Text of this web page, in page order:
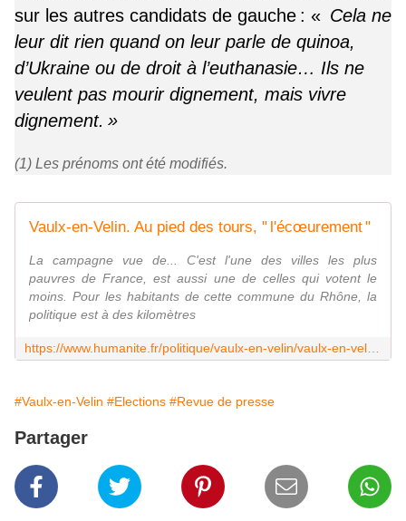
sur les autres candidats de gauche : « Cela ne
leur dit rien quand on leur parle de quinoa,
d’Ukraine ou de droit à l’euthanasie… Ils ne
veulent pas mourir dignement, mais vivre
dignement. »
(1) Les prénoms ont été modifiés.
Vaulx-en-Velin. Au pied des tours, " l'écœurement "
La campagne vue de... C'est l'une des villes les plus
pauvres de France, est aussi une de celles qui votent le
moins. Pour les habitants de cette commune du Rhône, la
politique est à des kilomètres
https://www.humanite.fr/politique/vaulx-en-velin/vaulx-en-velin-au-pied-des-tours-lecoeurement-739159
#Vaulx-en-Velin #Elections #Revue de presse
Partager